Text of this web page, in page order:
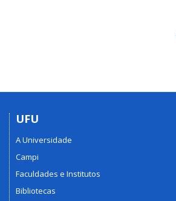
UFU
A Universidade
Campi
Faculdades e Institutos
Bibliotecas